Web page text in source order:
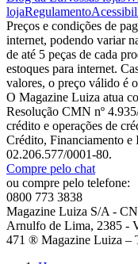
lojaRegulamento
Preços e condições de
internet, podendo variar
de até 5 peças de cada
estoques para internet.
valores, o preço válido é
O Magazine Luiza atua
Resolução CMN nº
crédito e operações de
Crédito, Financiamento e
02.206.577/0001-80.
Compre pelo chat
ou compre pelo telefone:
0800 773 3838
Magazine Luiza S/A -
Arnulfo de Lima, 2385 -
471 ® Magazine Luiza –